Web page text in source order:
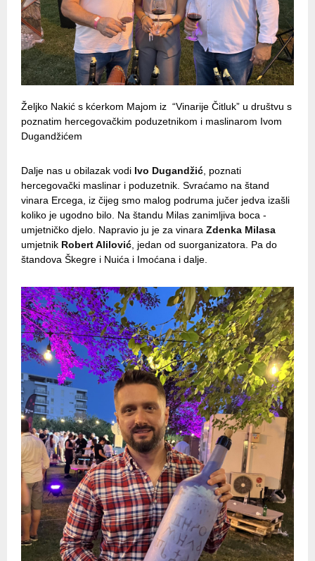
Željko Nakić s kćerkom Majom iz “Vinarije Čitluk” u društvu s
poznatim hercegovačkim poduzetnikom i maslinarom Ivom
Dugandžićem
Dalje nas u obilazak vodi Ivo Dugandžić, poznati
hercegovački maslinar i poduzetnik. Svraćamo na štand
vinara Ercega, iz čijeg smo malog podruma jučer jedva izašli
koliko je ugodno bilo. Na štandu Milas zanimljiva boca -
umjetničko djelo. Napravio ju je za vinara Zdenka Milasa
umjetnik Robert Alilović, jedan od suorganizatora. Pa do
štandova Škegre i Nuića i Imoćana i dalje.